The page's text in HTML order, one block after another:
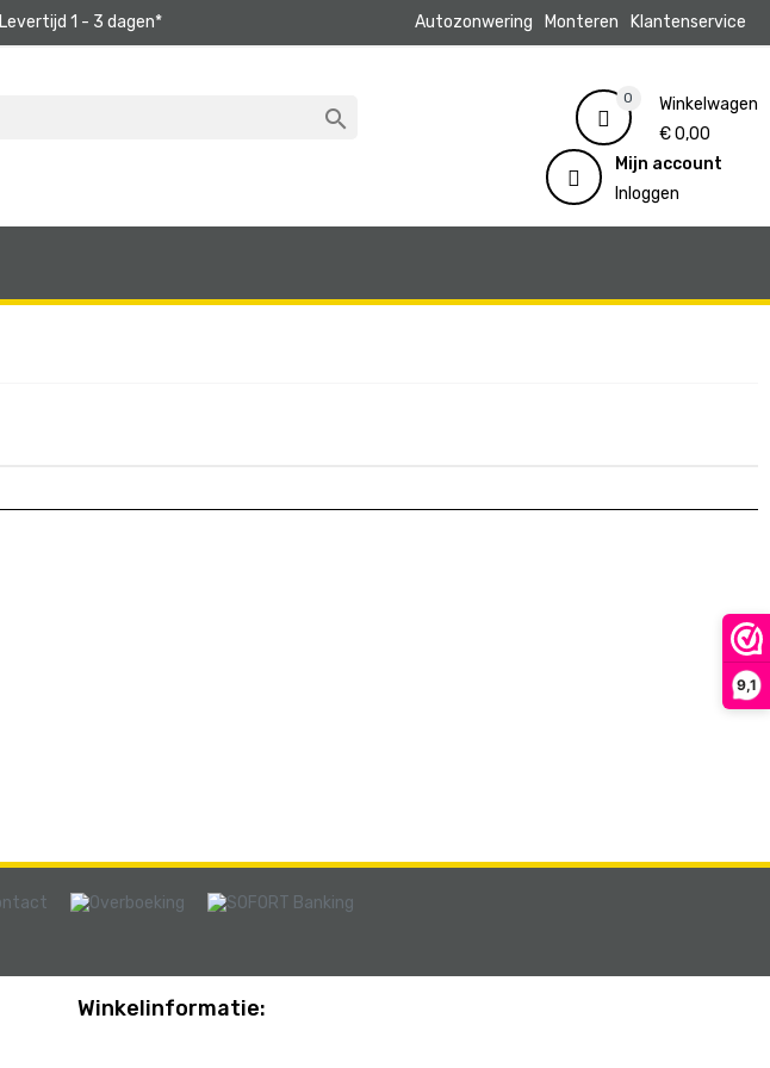
9,1
Levertijd 1 - 3 dagen* Autozonwering Monteren Klantenservice

0
Winkelwagen
€ 0,00
Mijn account
Inloggen
Winkelinformatie: